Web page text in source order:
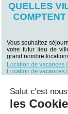
QUELLES
Vous souhaitez
votre futur lieu de
grand nombre
Location de vacances
Location de vacances
Location de vacances
Location de vacances
Location de vacances
Salut c'est
les